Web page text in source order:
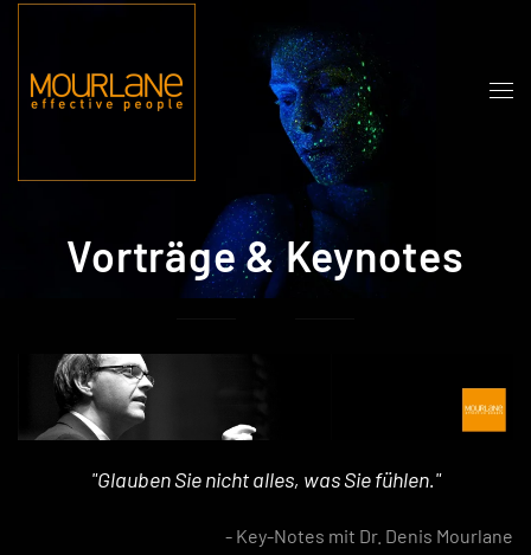
Vorträge & Keynotes
"Glauben Sie nicht alles, was Sie fühlen."
- Key-Notes mit Dr. Denis Mourlane